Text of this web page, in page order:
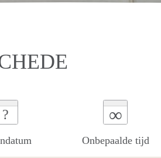
? ∞
Onbepaalde tijd